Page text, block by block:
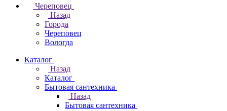
Череповец
Назад
Города
Череповец
Вологда
Каталог
Назад
Каталог
Бытовая сантехника
Назад
Бытовая сантехника